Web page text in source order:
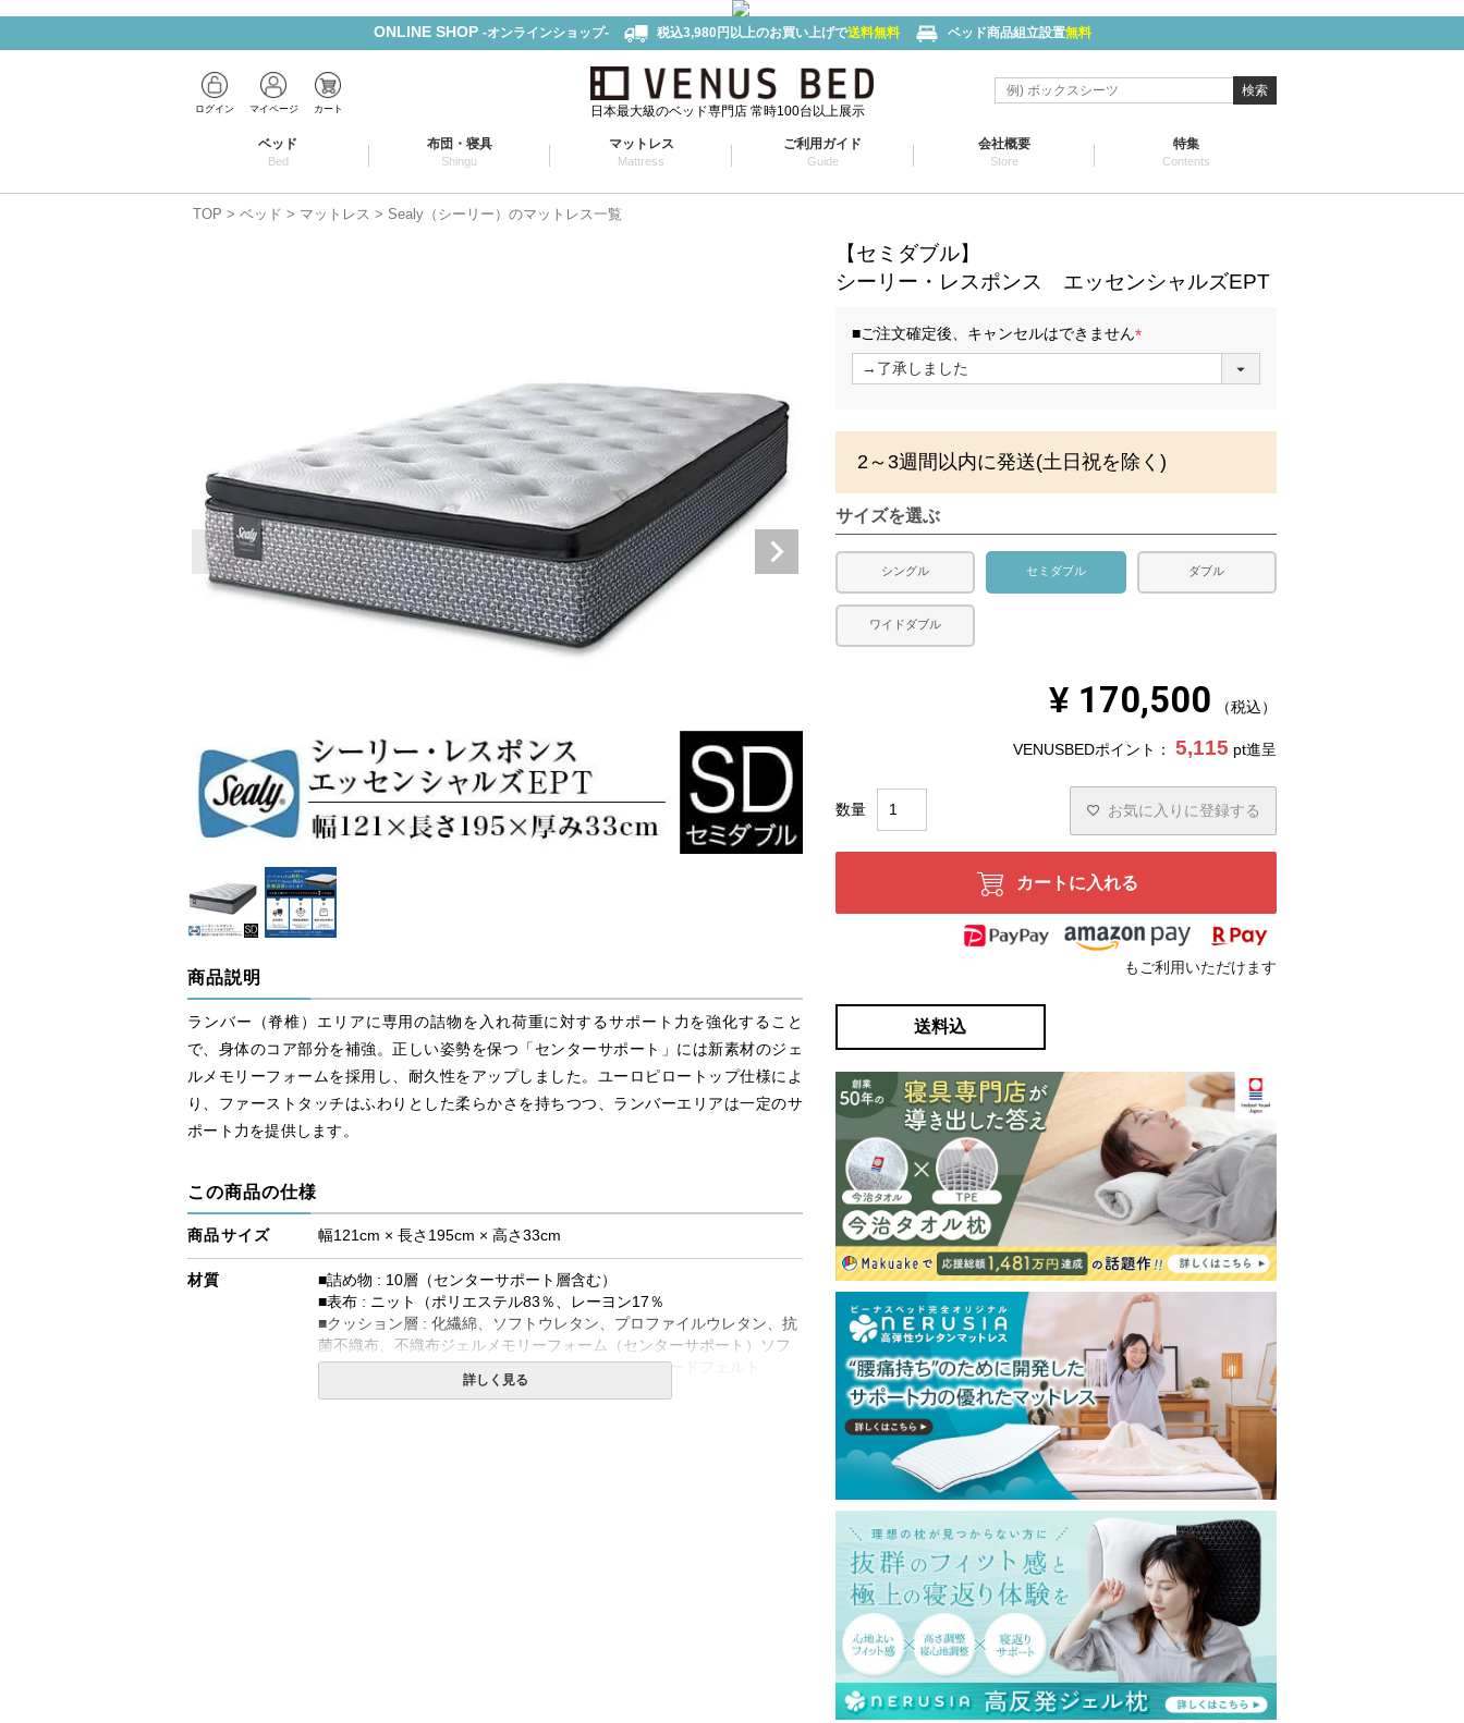
ONLINE SHOP -オンラインショップ- 税込3,980円以上のお買い上げで送料無料 ベッド商品組立設置無料
ログイン マイページ カート 日本最大級のベッド専門店 常時100台以上展示
検索
ベッド
Bed
布団・寝具
Shingu
マットレス
Mattress
ご利用ガイド
Guide
会社概要
Store
特集
Contents
TOP ベッド マットレス Sealy（シーリー）のマットレス一覧
商品説明
ランバー（脊椎）エリアに専用の詰物を入れ荷重に対するサポート力を強化すること
で、身体のコア部分を補強。正しい姿勢を保つ「センターサポート」には新素材のジェ
ルメモリーフォームを採用し、耐久性をアップしました。ユーロピロートップ仕様によ
り、ファーストタッチはふわりとした柔らかさを持ちつつ、ランバーエリアは一定のサ
ポート力を提供します。
この商品の仕様
商品サイズ 幅121cm × 長さ195cm × 高さ33cm
材質
■詰め物 : 10層（センターサポート層含む）
■表布 : ニット（ポリエステル83％、レーヨン17％
■クッション層 : 化繊綿、ソフトウレタン、プロファイルウレタン、抗
菌不織布、不織布ジェルメモリーフォーム（センターサポート）ソフ
トウレタン、ソフトウレタン、ウレタン、ニューハードフェルト
■エッジサポート : ウレタンケース
詳しく見る
【セミダブル】
シーリー・レスポンス エッセンシャルズEPT
■ご注文確定後、キャンセルはできません
(
必
2～3週間以内に発送(土日祝を除く)
サイズを選ぶ
シングル セミダブル ダブル
ワイドダブル
¥ 170,500 税込
VENUSBEDポイント： 5,115 pt進呈
お気に入りに登録する
カートに入れる
もご利用いただけます
送料込